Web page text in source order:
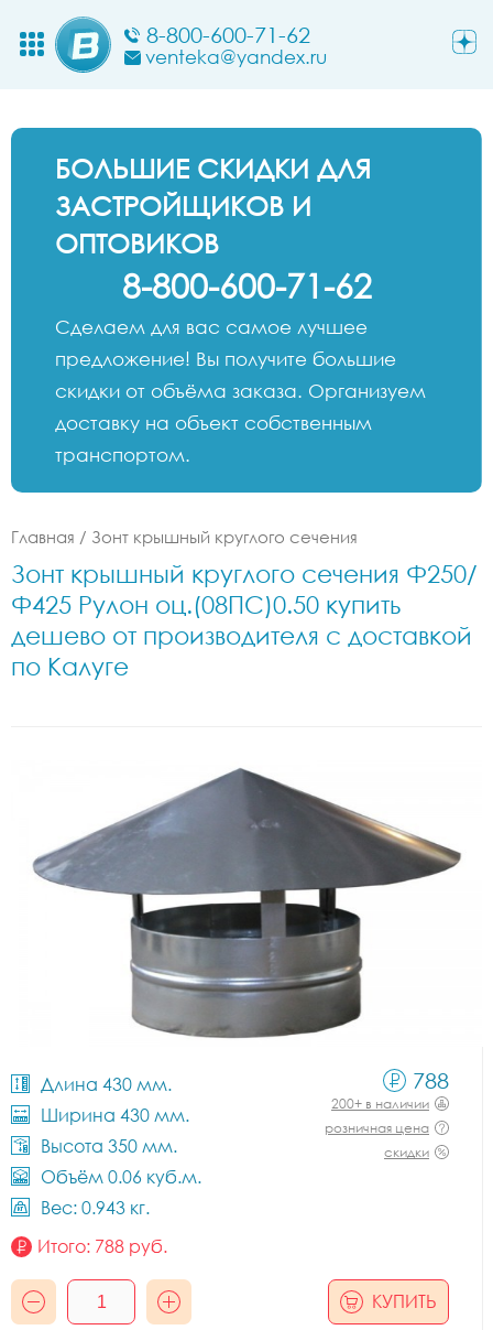
8-800-600-71-62
venteka@yandex.ru
БОЛЬШИЕ СКИДКИ ДЛЯ
ЗАСТРОЙЩИКОВ И
ОПТОВИКОВ
8-800-600-71-62
Сделаем для вас самое лучшее
предложение! Вы получите большие
скидки от объёма заказа. Организуем
доставку на объект собственным
транспортом.
Главная / Зонт крышный круглого сечения
Зонт крышный круглого сечения Ф250/
Ф425 Рулон оц.(08ПС)0.50 купить
дешево от производителя с доставкой
по Калуге
Длина 430 мм.
Ширина 430 мм.
Высота 350 мм.
Объём 0.06 куб.м.
Вес: 0.943 кг.
788
200+ в наличии
розничная цена
скидки
Итого: 788 руб.
КУПИТЬ